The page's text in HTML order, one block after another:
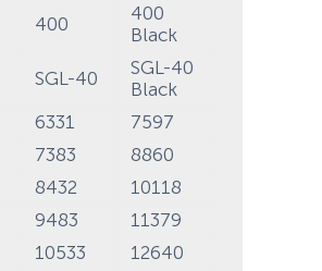
400
400
Black
SGL-40
SGL-40
Black
6331
7597
7383
8860
8432
10118
9483
11379
10533
12640